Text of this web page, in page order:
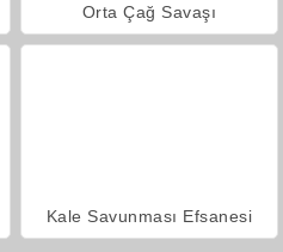
Orta Çağ Savaşı
Kale Savunması Efsanesi